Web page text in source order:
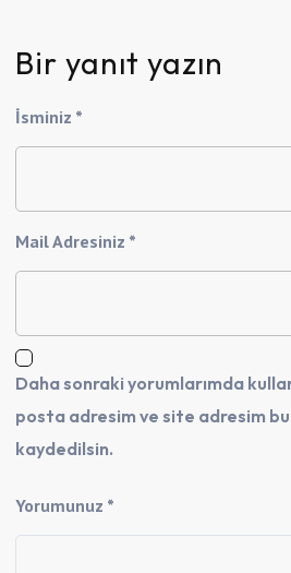
Bir yanıt yazın
İsminiz *
Mail Adresiniz *
Daha sonraki yorumlarımda
posta adresim ve site adresim bu
kaydedilsin.
Yorumunuz *